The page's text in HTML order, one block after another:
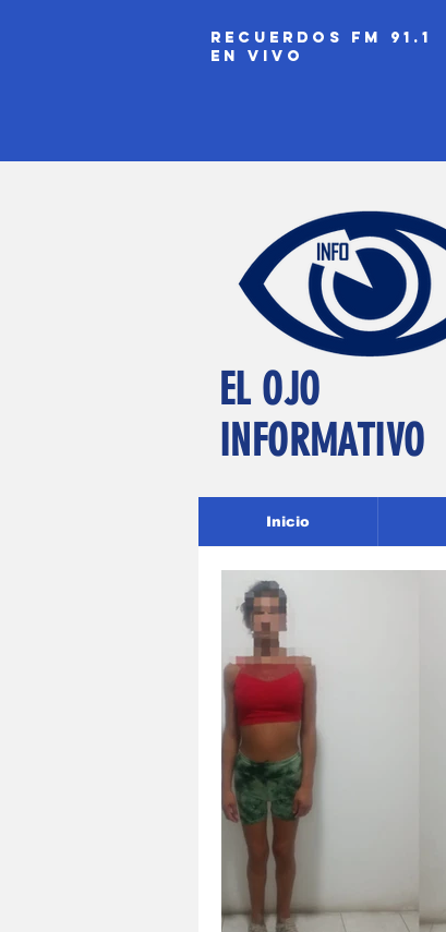
recuerdos fm 91.1
EN VIVO
EL OJO
INFORMATIVO
Inicio